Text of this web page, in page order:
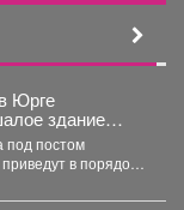
Юрге
здание
под постом
в порядок